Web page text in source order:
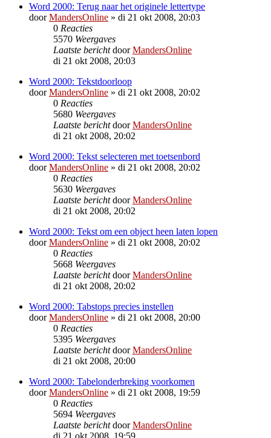
Word 2000: Terug naar het originele lettertype
doorMandersOnline » di 21 okt 2008, 20:03
0 Reacties
5570 Weergaves
Laatste berichtdoorMandersOnline
di 21 okt 2008, 20:03
Word 2000: Tekstdoorloop
doorMandersOnline » di 21 okt 2008, 20:02
0 Reacties
5680 Weergaves
Laatste berichtdoorMandersOnline
di 21 okt 2008, 20:02
Word 2000: Tekst selecteren met toetsenbord
doorMandersOnline » di 21 okt 2008, 20:02
0 Reacties
5630 Weergaves
Laatste berichtdoorMandersOnline
di 21 okt 2008, 20:02
Word 2000: Tekst om een object heen laten lopen
doorMandersOnline » di 21 okt 2008, 20:02
0 Reacties
5668 Weergaves
Laatste berichtdoorMandersOnline
di 21 okt 2008, 20:02
Word 2000: Tabstops precies instellen
doorMandersOnline » di 21 okt 2008, 20:00
0 Reacties
5395 Weergaves
Laatste berichtdoorMandersOnline
di 21 okt 2008, 20:00
Word 2000: Tabelonderbreking voorkomen
doorMandersOnline » di 21 okt 2008, 19:59
0 Reacties
5694 Weergaves
Laatste berichtdoorMandersOnline
di 21 okt 2008, 19:59